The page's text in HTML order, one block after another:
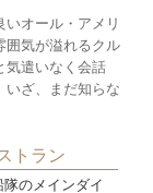
オール・アメリ
囲気が溢れるクル
気遣いなく会話
いざ、まだ知らな
トラン
のメインダイ